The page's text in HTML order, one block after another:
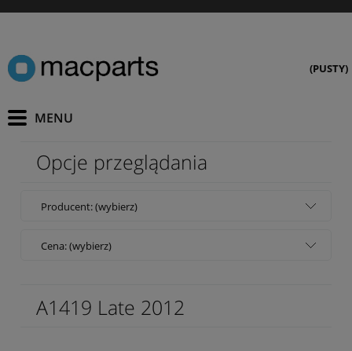
(PUSTY)
Opcje przeglądania
Producent: (wybierz)
Cena: (wybierz)
A1419 Late 2012